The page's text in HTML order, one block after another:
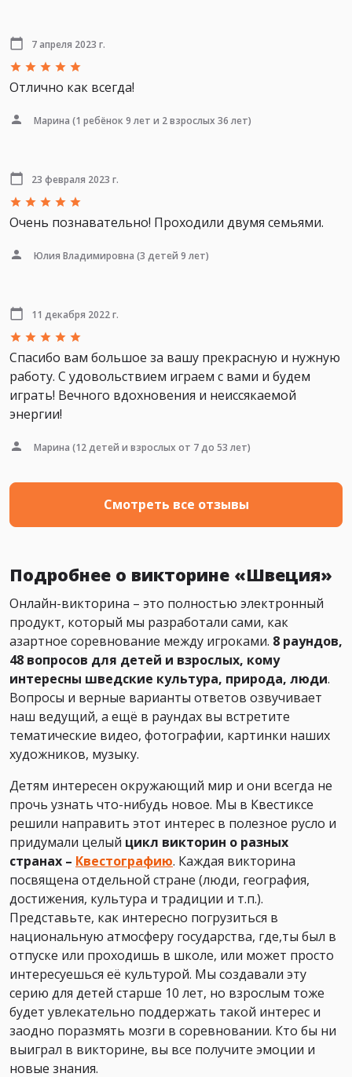
7 апреля 2023 г.
Отлично как всегда!
Марина (1 ребёнок 9 лет и 2 взрослых 36 лет)
23 февраля 2023 г.
Очень познавательно! Проходили двумя семьями.
Юлия Владимировна (3 детей 9 лет)
11 декабря 2022 г.
Спасибо вам большое за вашу прекрасную и нужную
работу. С удовольствием играем с вами и будем
играть! Вечного вдохновения и неиссякаемой
энергии!
Марина (12 детей и взрослых от 7 до 53 лет)
Смотреть все отзывы
Подробнее о викторине «Швеция»
Онлайн-викторина – это полностью электронный
продукт, который мы разработали сами, как
азартное соревнование между игроками. 8 раундов,
48 вопросов для детей и взрослых, кому
интересны шведские культура, природа, люди.
Вопросы и верные варианты ответов озвучивает
наш ведущий, а ещё в раундах вы встретите
тематические видео, фотографии, картинки наших
художников, музыку.
Детям интересен окружающий мир и они всегда не
прочь узнать что-нибудь новое. Мы в Квестиксе
решили направить этот интерес в полезное русло и
придумали целый цикл викторин о разных
странах – Квестографию. Каждая викторина
посвящена отдельной стране (люди, география,
достижения, культура и традиции и т.п.).
Представьте, как интересно погрузиться в
национальную атмосферу государства, где,ты был в
отпуске или проходишь в школе, или может просто
интересуешься её культурой. Мы создавали эту
серию для детей старше 10 лет, но взрослым тоже
будет увлекательно поддержать такой интерес и
заодно поразмять мозги в соревновании. Кто бы ни
выиграл в викторине, вы все получите эмоции и
новые знания.